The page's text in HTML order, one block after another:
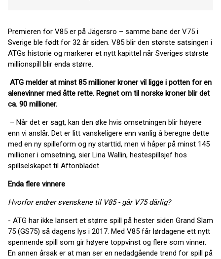
Premieren for V85 er på Jägersro – samme bane der V75 i
Sverige ble født for 32 år siden. V85 blir den største satsingen i
ATGs historie og markerer et nytt kapittel når Sveriges største
millionspill blir enda større.
ATG melder at minst 85 millioner kroner vil ligge i potten for en
alenevinner med åtte rette. Regnet om til norske kroner blir det
ca. 90 millioner.
– Når det er sagt, kan den øke hvis omsetningen blir høyere
enn vi anslår. Det er litt vanskeligere enn vanlig å beregne dette
med en ny spilleform og ny starttid, men vi håper på minst 145
millioner i omsetning, sier Lina Wallin, hestespillsjef hos
spillselskapet til Aftonbladet.
Enda flere vinnere
Hvorfor endrer svenskene til V85 - går V75 dårlig?
- ATG har ikke lansert et større spill på hester siden Grand Slam
75 (GS75) så dagens lys i 2017. Med V85 får lørdagene ett nytt
spennende spill som gir høyere toppvinst og flere som vinner.
En annen årsak er at man ser en nedadgående trend for spill på